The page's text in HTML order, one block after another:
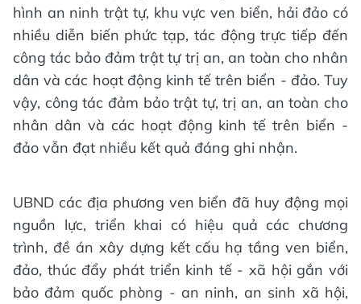
hình an ninh trật tự, khu vực ven biển, hải đảo có
nhiều diễn biến phức tạp, tác động trực tiếp đến
công tác bảo đảm trật tự trị an, an toàn cho nhân
dân và các hoạt động kinh tế trên biển - đảo. Tuy
vậy, công tác đảm bảo trật tự, trị an, an toàn cho
nhân dân và các hoạt động kinh tế trên biển -
đảo vẫn đạt nhiều kết quả đáng ghi nhận.
UBND các địa phương ven biển đã huy động mọi
nguồn lực, triển khai có hiệu quả các chương
trình, đề án xây dựng kết cấu hạ tầng ven biển,
đảo, thúc đẩy phát triển kinh tế - xã hội gắn với
bảo đảm quốc phòng - an ninh, an sinh xã hội,